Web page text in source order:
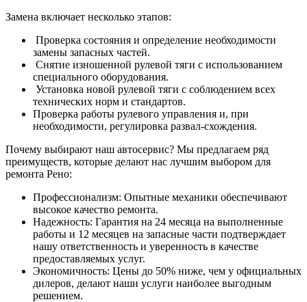
Замена включает несколько этапов:
Проверка состояния и определение необходимости
замены запасных частей.
Снятие изношенной рулевой тяги с использованием
специального оборудования.
Установка новой рулевой тяги с соблюдением всех
технических норм и стандартов.
Проверка работы рулевого управления и, при
необходимости, регулировка развал-схождения.
Почему выбирают наш автосервис? Мы предлагаем ряд
преимуществ, которые делают нас лучшим выбором для
ремонта Рено:
Профессионализм: Опытные механики обеспечивают
высокое качество ремонта.
Надежность: Гарантия на 24 месяца на выполненные
работы и 12 месяцев на запасные части подтверждает
нашу ответственность и уверенность в качестве
предоставляемых услуг.
Экономичность: Цены до 50% ниже, чем у официальных
дилеров, делают наши услуги наиболее выгодным
решением.